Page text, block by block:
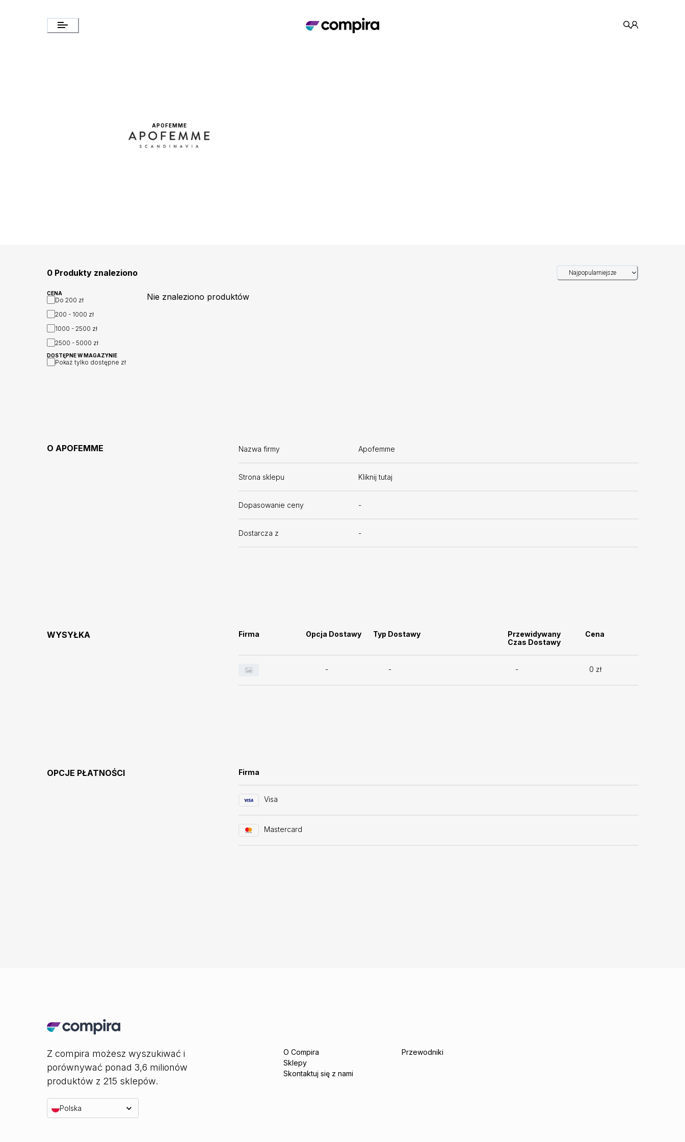
APOFEMME
0 Produkty znaleziono Najpopularniejsze
CENA
Do 200 zł
200 - 1000 zł
1000 - 2500 zł
2500 - 5000 zł
DOSTĘPNE W MAGAZYNIE
Pokaż tylko dostępne zł
Nie znaleziono produktów
O APOFEMME Nazwa firmy Apofemme
Strona sklepu Kliknij tutaj
Dopasowanie ceny -
Dostarcza z -
WYSYŁKA Firma Opcja Dostawy Typ Dostawy
Przewidywany
Czas Dostawy
Cena
- - - 0 zł
OPCJE PŁATNOŚCI Firma
Visa
Mastercard
Z compira możesz wyszukiwać i
porównywać ponad 3,6 milionów
produktów z 215 sklepów.
Polska
O Compira
Sklepy
Skontaktuj się z nami
Przewodniki